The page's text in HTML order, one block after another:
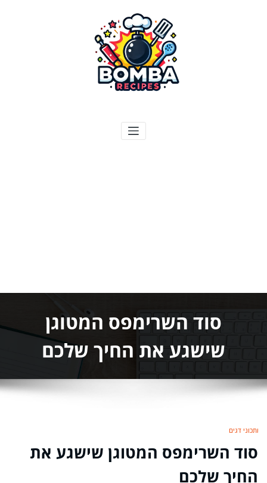
סוד השרימפס המטוגן
שישגע את החיך שלכם
מתכוני דגים
סוד השרימפס המטוגן שישגע את
החיך שלכם